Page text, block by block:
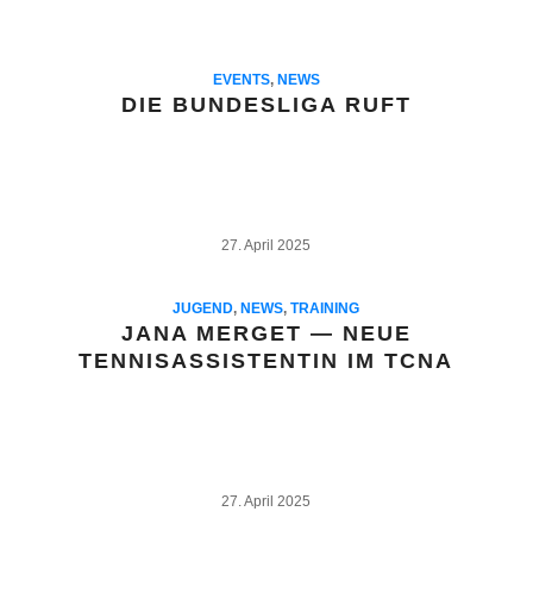
EVENTS, NEWS
DIE BUNDESLIGA RUFT
27. April 2025
JUGEND,NEWS,TRAINING
JANA MERGET — NEUE
TENNISASSISTENTIN IM TCNA
27. April 2025